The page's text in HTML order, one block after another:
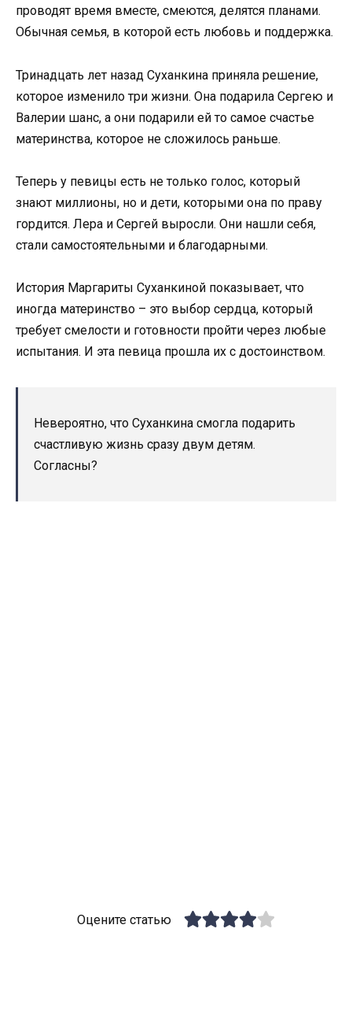
проводят время вместе, смеются, делятся планами.
Обычная семья, в которой есть любовь и поддержка.
Тринадцать лет назад Суханкина приняла решение,
которое изменило три жизни. Она подарила Сергею и
Валерии шанс, а они подарили ей то самое счастье
материнства, которое не сложилось раньше.
Теперь у певицы есть не только голос, который
знают миллионы, но и дети, которыми она по праву
гордится. Лера и Сергей выросли. Они нашли себя,
стали самостоятельными и благодарными.
История Маргариты Суханкиной показывает, что
иногда материнство – это выбор сердца, который
требует смелости и готовности пройти через любые
испытания. И эта певица прошла их с достоинством.
Невероятно, что Суханкина смогла подарить
счастливую жизнь сразу двум детям.
Согласны?
Оцените статью